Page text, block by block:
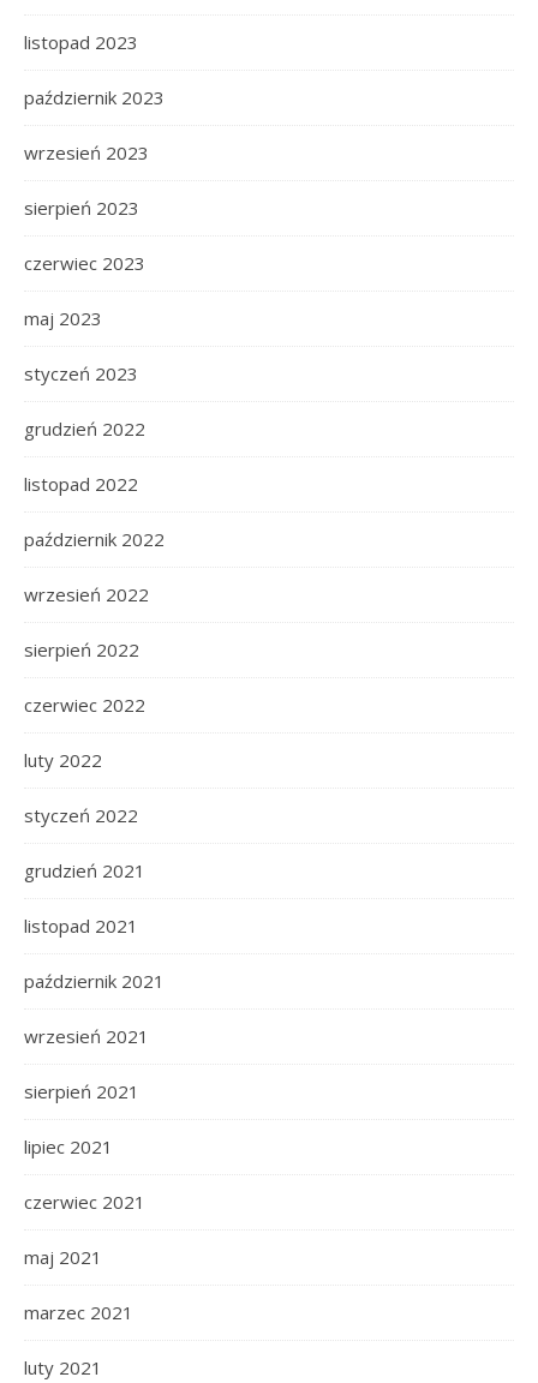
listopad 2023
październik 2023
wrzesień 2023
sierpień 2023
czerwiec 2023
maj 2023
styczeń 2023
grudzień 2022
listopad 2022
październik 2022
wrzesień 2022
sierpień 2022
czerwiec 2022
luty 2022
styczeń 2022
grudzień 2021
listopad 2021
październik 2021
wrzesień 2021
sierpień 2021
lipiec 2021
czerwiec 2021
maj 2021
marzec 2021
luty 2021